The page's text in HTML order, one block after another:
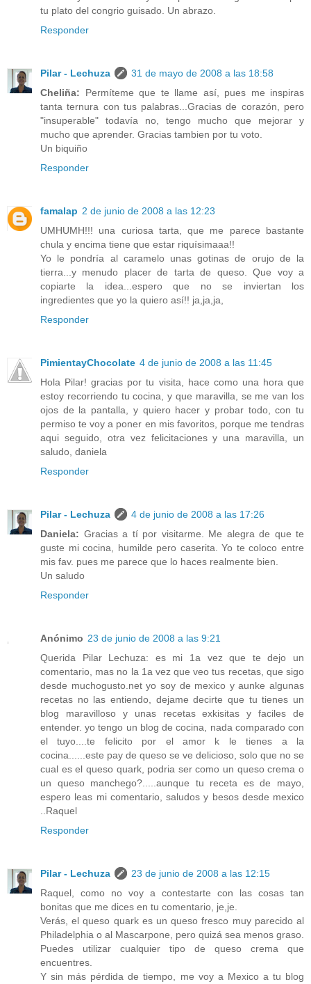
tu plato del congrio guisado. Un abrazo.
Responder
Pilar - Lechuza
31 de mayo de 2008 a las 18:58
Cheliña: Permíteme que te llame así, pues me inspiras
tanta ternura con tus palabras...Gracias de corazón, pero
"insuperable" todavía no, tengo mucho que mejorar y
mucho que aprender. Gracias tambien por tu voto.
Un biquiño
Responder
famalap 2 de junio de 2008 a las 12:23
UMHUMH!!! una curiosa tarta, que me parece bastante
chula y encima tiene que estar riquísimaaa!!
Yo le pondría al caramelo unas gotinas de orujo de la
tierra...y menudo placer de tarta de queso. Que voy a
copiarte la idea...espero que no se inviertan los
ingredientes que yo la quiero así!! ja,ja,ja,
Responder
PimientayChocolate 4 de junio de 2008 a las 11:45
Hola Pilar! gracias por tu visita, hace como una hora que
estoy recorriendo tu cocina, y que maravilla, se me van los
ojos de la pantalla, y quiero hacer y probar todo, con tu
permiso te voy a poner en mis favoritos, porque me tendras
aqui seguido, otra vez felicitaciones y una maravilla, un
saludo, daniela
Responder
Pilar - Lechuza
4 de junio de 2008 a las 17:26
Daniela: Gracias a tí por visitarme. Me alegra de que te
guste mi cocina, humilde pero caserita. Yo te coloco entre
mis fav. pues me parece que lo haces realmente bien.
Un saludo
Responder
Anónimo 23 de junio de 2008 a las 9:21
Querida Pilar Lechuza: es mi 1a vez que te dejo un
comentario, mas no la 1a vez que veo tus recetas, que sigo
desde muchogusto.net yo soy de mexico y aunke algunas
recetas no las entiendo, dejame decirte que tu tienes un
blog maravilloso y unas recetas exkisitas y faciles de
entender. yo tengo un blog de cocina, nada comparado con
el tuyo....te felicito por el amor k le tienes a la
cocina......este pay de queso se ve delicioso, solo que no se
cual es el queso quark, podria ser como un queso crema o
un queso manchego?.....aunque tu receta es de mayo,
espero leas mi comentario, saludos y besos desde mexico
..Raquel
Responder
Pilar - Lechuza
23 de junio de 2008 a las 12:15
Raquel, como no voy a contestarte con las cosas tan
bonitas que me dices en tu comentario, je,je.
Verás, el queso quark es un queso fresco muy parecido al
Philadelphia o al Mascarpone, pero quizá sea menos graso.
Puedes utilizar cualquier tipo de queso crema que
encuentres.
Y sin más pérdida de tiempo, me voy a Mexico a tu blog